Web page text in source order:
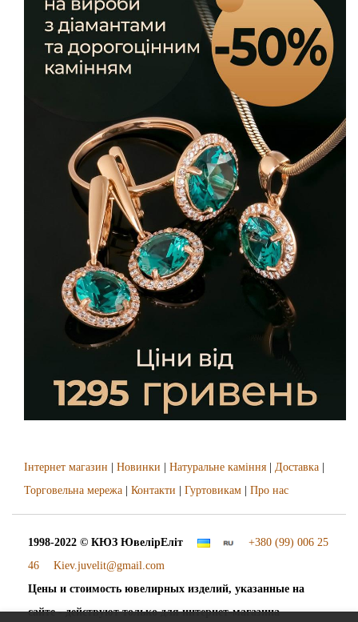
Інтернет магазин | Новинки | Натуральне каміння | Доставка |
Торговельна мережа | Контакти | Гуртовикам | Про нас
1998-2022 © КЮЗ ЮвелірЕліт
+380 (99) 006 25
46
Kiev.juvelit@gmail.com
Цены и стоимость ювелирных изделий, указанные на
сайте - действуют только для интернет-магазина